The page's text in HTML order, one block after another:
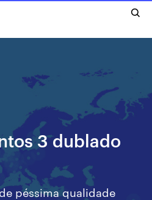
3 dublado
péssima qualidade